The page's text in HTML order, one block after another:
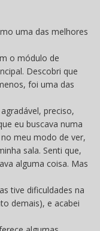
uma das melhores
o módulo de
Descobri que
foi uma das
preciso,
eu buscava numa
meu modo de ver,
sala. Senti que,
alguma coisa. Mas
tive dificuldades na
demais), e acabei